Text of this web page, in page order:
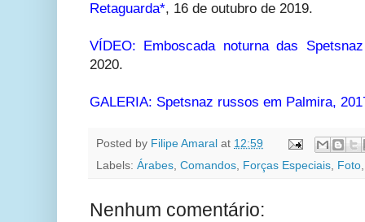
Retaguarda*, 16 de outubro de 2019.
VÍDEO: Emboscada noturna das
2020.
GALERIA: Spetsnaz russos em Palmira,
Posted by Filipe Amaral at 12:59
Labels: Árabes Comandos Forças Especiais Foto
Nenhum comentário: